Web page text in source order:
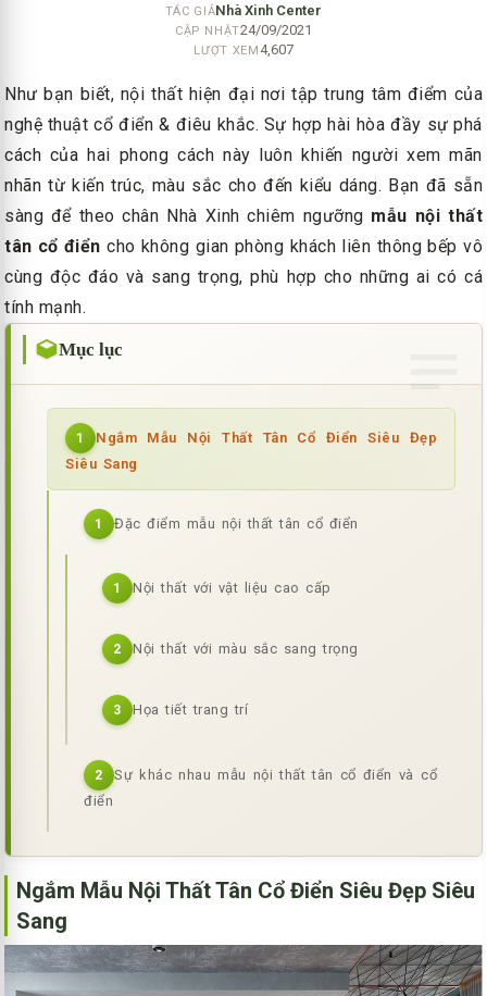
TÁC GIẢNhà Xinh Center
CẬP NHẬT24/09/2021
LƯỢT XEM 4,607
Như bạn biết, nội thất hiện đại nơi tập trung tâm điểm của
nghệ thuật cổ điển & điêu khắc. Sự hợp hài hòa đầy sự phá
cách của hai phong cách này luôn khiến người xem mãn
nhãn từ kiến trúc, màu sắc cho đến kiểu dáng. Bạn đã sẵn
sàng để theo chân Nhà Xinh chiêm ngưỡng mẫu nội thất
tân cổ điển cho không gian phòng khách liên thông bếp vô
cùng độc đáo và sang trọng, phù hợp cho những ai có cá
tính mạnh.
Mục lục
1
Ngắm Mẫu Nội Thất Tân Cổ Điển Siêu Đẹp
Siêu Sang
1 Đặc điểm mẫu nội thất tân cổ điển
1 Nội thất với vật liệu cao cấp
2 Nội thất với màu sắc sang trọng
3 Họa tiết trang trí
2
Sự khác nhau mẫu nội thất tân cổ điển và cổ
điển
Ngắm Mẫu Nội Thất Tân Cổ Điển Siêu Đẹp Siêu
Sang